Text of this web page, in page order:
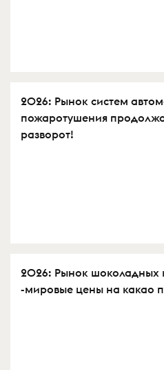
2026: Рынок систем
пожаротушения
разворот!
2026: Рынок шоколадных
-мировые цены на какао